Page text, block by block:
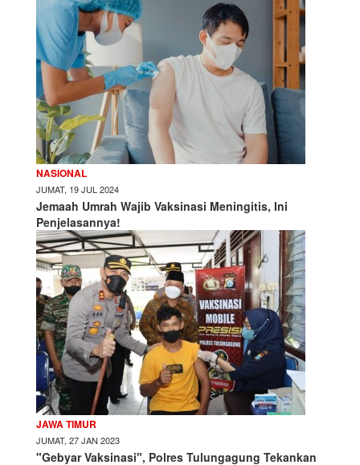
NASIONAL
JUMAT, 19 JUL 2024
Jemaah Umrah Wajib Vaksinasi Meningitis, Ini
Penjelasannya!
JAWA TIMUR
JUMAT, 27 JAN 2023
"Gebyar Vaksinasi", Polres Tulungagung Tekankan